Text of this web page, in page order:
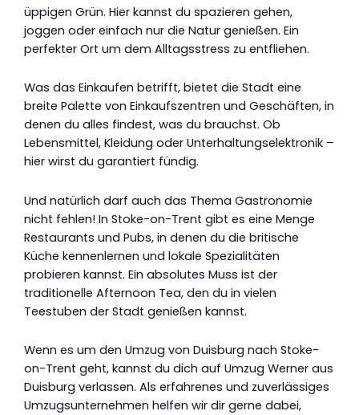
üppigen Grün. Hier kannst du spazieren gehen,
joggen oder einfach nur die Natur genießen. Ein
perfekter Ort um dem Alltagsstress zu entfliehen.
Was das Einkaufen betrifft, bietet die Stadt eine
breite Palette von Einkaufszentren und Geschäften, in
denen du alles findest, was du brauchst. Ob
Lebensmittel, Kleidung oder Unterhaltungselektronik –
hier wirst du garantiert fündig.
Und natürlich darf auch das Thema Gastronomie
nicht fehlen! In Stoke-on-Trent gibt es eine Menge
Restaurants und Pubs, in denen du die britische
Küche kennenlernen und lokale Spezialitäten
probieren kannst. Ein absolutes Muss ist der
traditionelle Afternoon Tea, den du in vielen
Teestuben der Stadt genießen kannst.
Wenn es um den Umzug von Duisburg nach Stoke-
on-Trent geht, kannst du dich auf Umzug Werner aus
Duisburg verlassen. Als erfahrenes und zuverlässiges
Umzugsunternehmen helfen wir dir gerne dabei,